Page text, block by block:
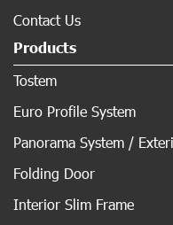
Contact Us
Products
Tostem
Euro Profile System
Panorama System /
Folding Door
Interior Slim Frame